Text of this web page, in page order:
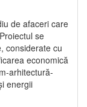
de afaceri care
se
considerate cu
economică
arhitectură-
energii